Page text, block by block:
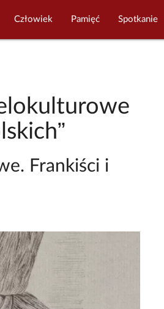
Człowiek Pamięć Spotkanie
Frankiści i